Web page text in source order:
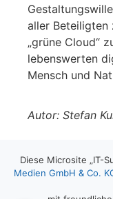
aller Beteiligten
„grüne Cloud“
lebenswerten
Mensch und
Autor: Stefan
Diese Microsite „IT-
Medien GmbH & Co.